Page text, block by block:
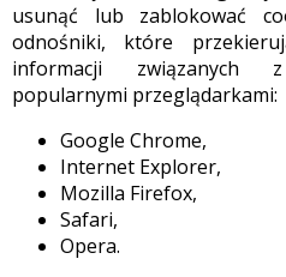
usunąć lub zablokować
odnośniki, które
informacji związanych
popularnymi przeglądarkami:
Google Chrome,
Internet Explorer,
Mozilla Firefox,
Safari,
Opera.